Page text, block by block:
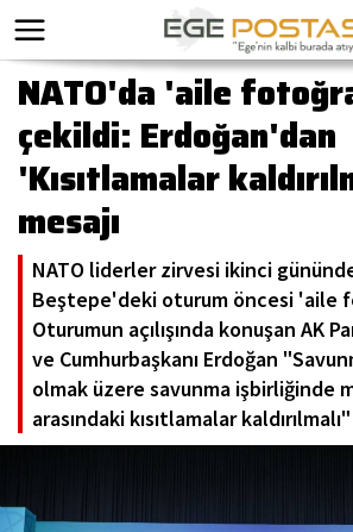
NATO'da 'aile
çekildi: Erdoğan'dan
'Kısıtlamalar
mesajı
NATO liderler zirvesi ikinci
Beştepe'deki oturum öncesi 'aile
Oturumun açılışında konuşan AK
ve Cumhurbaşkanı Erdoğan
olmak üzere savunma işbirliğinde
arasındaki kısıtlamalar